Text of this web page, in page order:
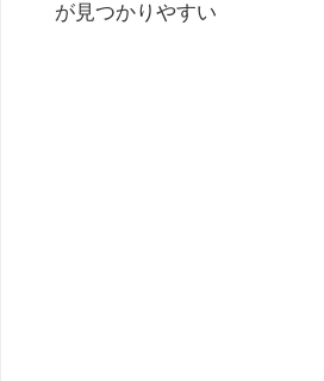
が見つかりやすい